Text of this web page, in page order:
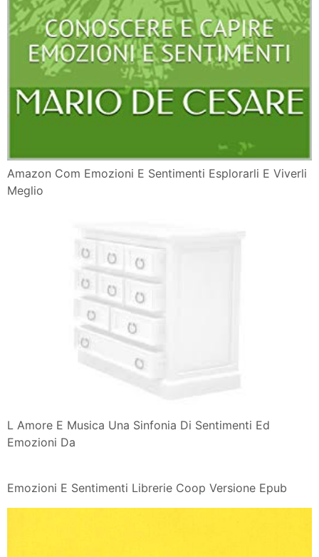
Amazon Com Emozioni E Sentimenti Esplorarli E Viverli
Meglio
L Amore E Musica Una Sinfonia Di Sentimenti Ed
Emozioni Da